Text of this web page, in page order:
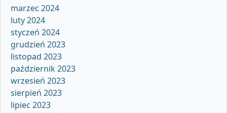
marzec 2024
luty 2024
styczeń 2024
grudzień 2023
listopad 2023
październik 2023
wrzesień 2023
sierpień 2023
lipiec 2023